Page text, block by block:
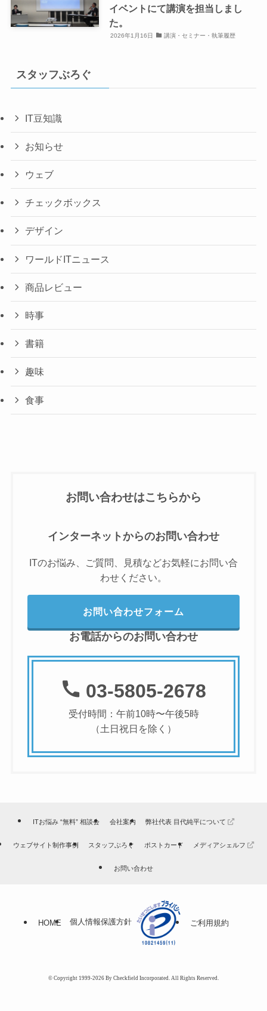
イベントにて講演を担当しまし
た。
2026年1月16日 講演・セミナー・執筆履歴
スタッフぶろぐ
IT豆知識
お知らせ
ウェブ
チェックボックス
デザイン
ワールドITニュース
商品レビュー
時事
書籍
趣味
食事
お問い合わせはこちらから
インターネットからのお問い合わせ
ITのお悩み、ご質問、見積などお気軽にお問い合
わせください。
お問い合わせフォーム
お電話からのお問い合わせ
03-5805-2678
受付時間：午前10時〜午後5時
（土日祝日を除く）
ITお悩み “無料” 相談会 会社案内 弊社代表 目代純平について
ウェブサイト制作事例 スタッフぶろぐ ポストカード メディアシェルフ
お問い合わせ
HOME 個人情報保護方針 ご利用規約
© Copyright 1999-2026 By Checkfield Incorporated. All Rights Reserved.